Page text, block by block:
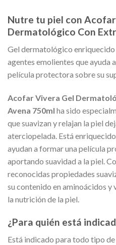
Nutre tu piel con
Dermatológico Con
Gel dermatológico
agentes emolientes que ayuda
película protectora sobre su
Acofar Vivera Gel
Avena 750ml ha sido
que suavizan y relajan la piel
aterciopelada. Está
ayudan a formar una película
aportando suavidad a la piel.
reconocidas propiedades
su contenido en aminoácidos y
la nutrición de la piel.
¿Para quién está
Está indicado para todo tipo de